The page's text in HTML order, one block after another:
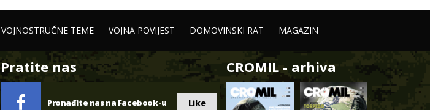
VOJNOSTRUČNE TEME VOJNA POVIJEST DOMOVINSKI RAT MAGAZIN
Pratite nas
Pronađite nas na Facebook-u Like
CROMIL - arhiva